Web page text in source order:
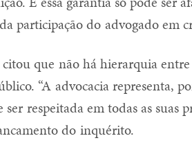
participação do advogado em
que não há hierarquia
“A advocacia representa,
respeitada em todas as suas
do inquérito.